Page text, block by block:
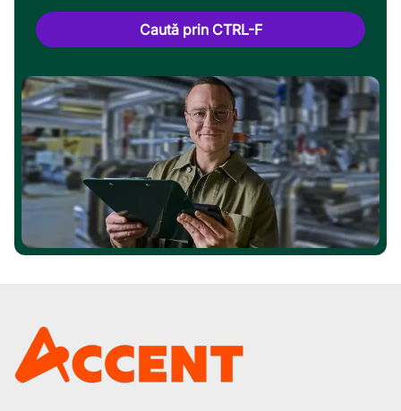
Caută prin CTRL-F